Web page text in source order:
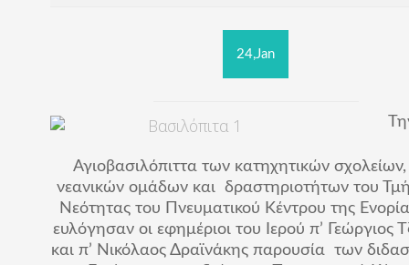
24,Jan
Αγιοβασιλόπιττα των κατηχητικών
νεανικών ομάδων και δραστηριοτήτων του
Νεότητας του Πνευματικού Κέντρου της
ευλόγησαν οι εφημέριοι του Ιερού π’ Γεώργιος
και π’ Νικόλαος Δραϊνάκης παρουσία των